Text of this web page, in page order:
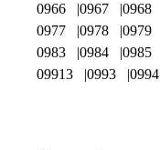
0966
0967 0968
0977
0978 0979
0983
0984 0985
09913
0993 0994